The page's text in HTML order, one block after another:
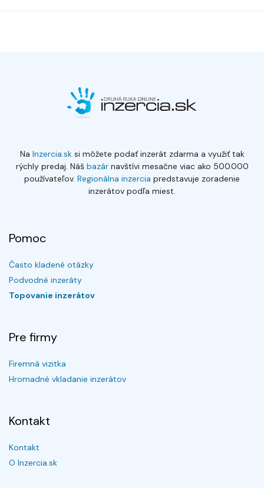
Na Inzercia.sksi môžete podať inzerát zdarma a využiť tak
rýchly predaj. Náš bazárnavštívi mesačne viac ako 500.000
používateľov. Regionálna inzercia predstavuje zoradenie
inzerátov podľa miest.
Pomoc
Často kladené otázky
Podvodné inzeráty
Topovanie inzerátov
Pre firmy
Firemná vizitka
Hromadné vkladanie inzerátov
Kontakt
Kontakt
O Inzercia.sk